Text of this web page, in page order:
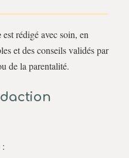
est rédigé avec soin, en
et des conseils validés par
de la parentalité.
: